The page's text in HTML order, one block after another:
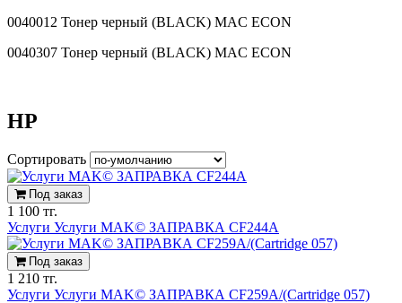
0040012 Тонер черный (BLACK) MAC ECON
0040307 Тонер черный (BLACK) MAC ECON
HP
Сортировать
Под заказ
1 100 тг.
Услуги Услуги MAK© ЗАПРАВКА CF244A
Под заказ
1 210 тг.
Услуги Услуги MAK© ЗАПРАВКА CF259A/(Cartridge 057)